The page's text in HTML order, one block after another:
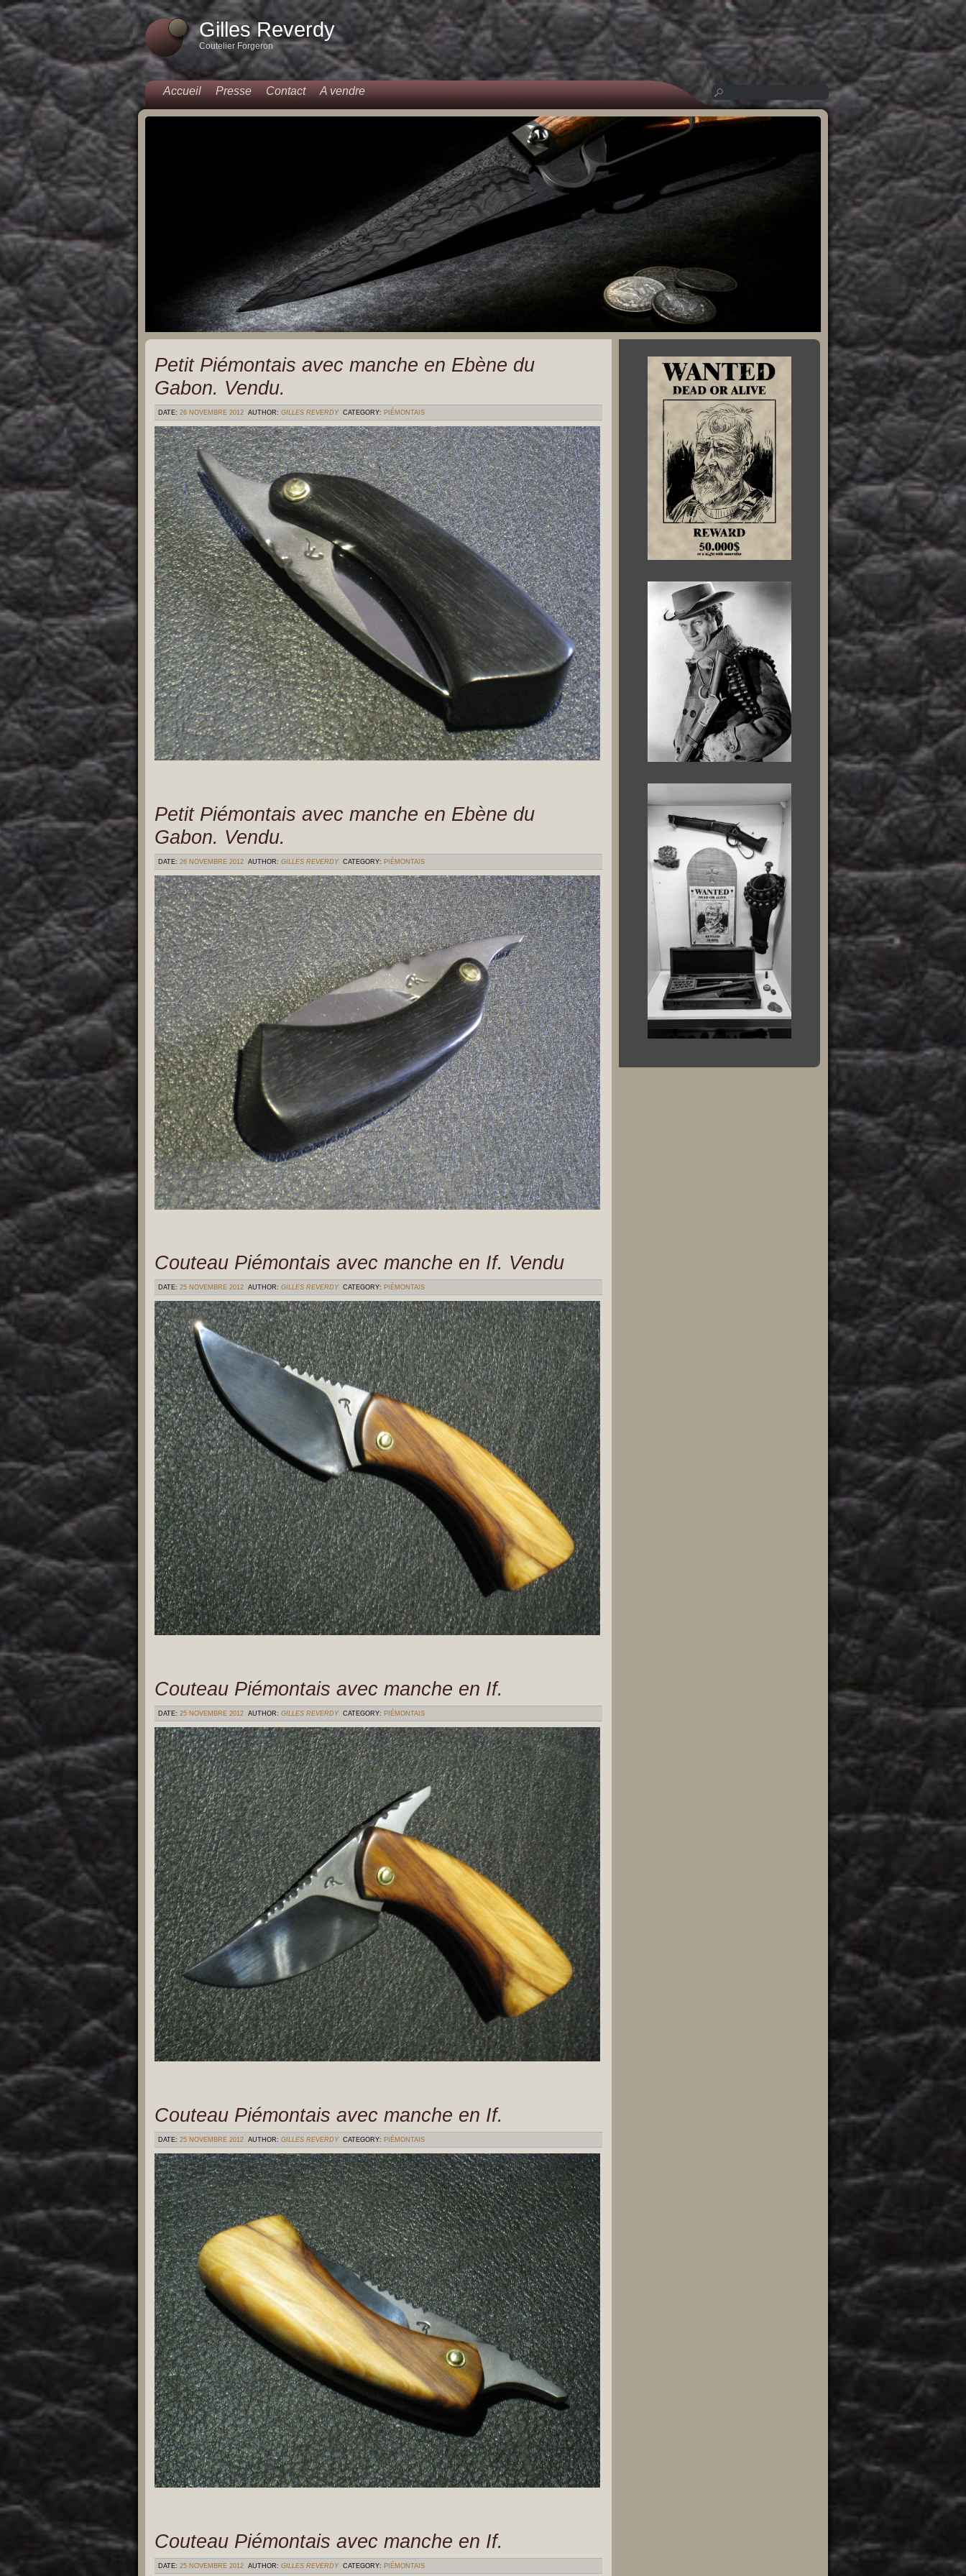
Gilles Reverdy
Coutelier Forgeron
Accueil Presse Contact A vendre
Petit Piémontais avec manche en Ebène du
Gabon. Vendu.
DATE: 26 NOVEMBRE 2012 AUTHOR: GILLES REVERDY CATEGORY: PIÉMONTAIS
Petit Piémontais avec manche en Ebène du
Gabon. Vendu.
DATE: 26 NOVEMBRE 2012 AUTHOR: GILLES REVERDY CATEGORY: PIÉMONTAIS
Couteau Piémontais avec manche en If. Vendu
DATE: 25 NOVEMBRE 2012 AUTHOR: GILLES REVERDY CATEGORY: PIÉMONTAIS
Couteau Piémontais avec manche en If.
DATE: 25 NOVEMBRE 2012 AUTHOR: GILLES REVERDY CATEGORY: PIÉMONTAIS
Couteau Piémontais avec manche en If.
DATE: 25 NOVEMBRE 2012 AUTHOR: GILLES REVERDY CATEGORY: PIÉMONTAIS
Couteau Piémontais avec manche en If.
DATE: 25 NOVEMBRE 2012 AUTHOR: GILLES REVERDY CATEGORY: PIÉMONTAIS